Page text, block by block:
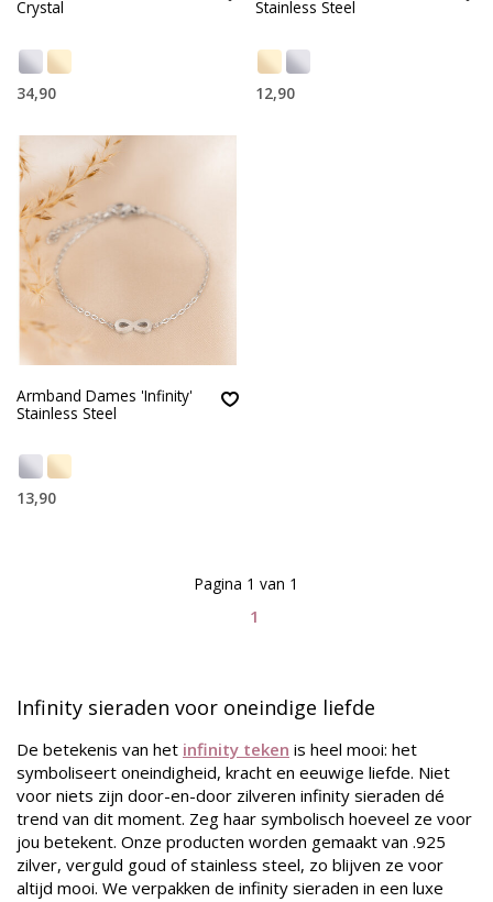
Crystal
34,90
Stainless Steel
12,90
Armband Dames 'Infinity'
Stainless Steel
13,90
1
Pagina 1 van 1
Infinity sieraden voor oneindige liefde
De betekenis van het infinity teken is heel mooi: het
symboliseert oneindigheid, kracht en eeuwige liefde. Niet
voor niets zijn door-en-door zilveren infinity sieraden dé
trend van dit moment. Zeg haar symbolisch hoeveel ze voor
jou betekent. Onze producten worden gemaakt van .925
zilver, verguld goud of stainless steel, zo blijven ze voor
altijd mooi. We verpakken de infinity sieraden in een luxe